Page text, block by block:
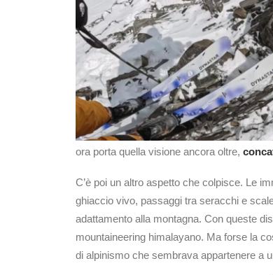
ora porta quella visione ancora oltre,
C’è poi un altro aspetto che colpisce. Le
ghiaccio vivo, passaggi tra seracchi e
adattamento alla montagna. Con queste
mountaineering himalayano. Ma forse la
di alpinismo che sembrava appartenere a